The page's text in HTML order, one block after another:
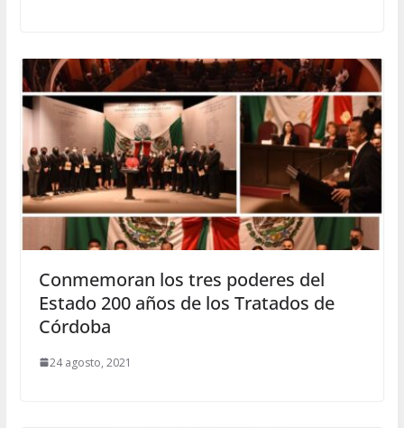
Conmemoran los tres poderes del
Estado 200 años de los Tratados de
Córdoba
24 agosto, 2021